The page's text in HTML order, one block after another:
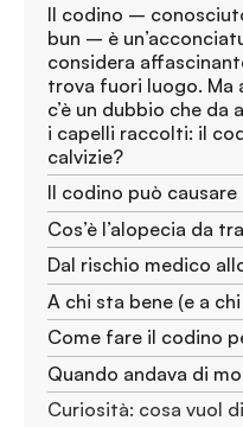
Il codino –
bun – è
considera
trova fuori luogo. Ma
c’è un dubbio che
i capelli raccolti: il
calvizie?
Il codino può causare
Cos’è l’alopecia da
Dal rischio medico
A chi sta bene (e a
Come fare il codino
Quando andava di
Curiosità: cosa vuol